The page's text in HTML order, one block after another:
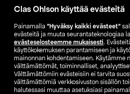
Clas Ohlson käyttää evästeitä
Painamalla ”Hyväksy kaikki evästeet”
evästeitä ja muuta seurantateknologiaa
evästeselosteemme mukaisesti.
käyttökokemuksen parantamiseen ja
mainonnan kohdentamiseen. Käytämme
välttämättömät, toiminnalliset,
Välttämättömiin evästeisiin ei tarvita
välttämättömiä verkkosivuston sisällön
halutessasi muuttaa asetuksiasi
Etsi
SE NO
FI SV